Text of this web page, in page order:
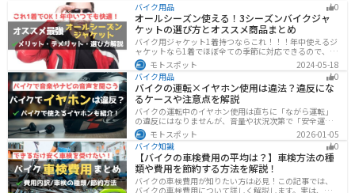
バイク用品 0
オールシーズン使える！3シーズンバイクジャ
ケットの選び方とオススメ商品まとめ
バイク用ジャケット1着持つならこれ！！！年中使えるジ
ャケットなら1着でほぼ全ての季節に対応できるので、出
費も抑えられます。真夏や真冬など極端な季節に乗る場
合は専用ジャケットがあるとより快適になるのでツーリ
ングスタイルに合わせて検討してください。
モトスポット
2024-05-18
バイク用品
0
バイクの運転×イヤホン使用は違法？違反にな
るケースや注意点を解説
バイクの運転中のイヤホン使用は直ちに「ながら運転」
の違反にはなりませんが、音量や状況次第で「安全運転
義務違反」や各都道府県の「道路交通法施行細則」に抵
触する恐れがあります。周囲の音が聞こえる適切な音量
を保ち、スマホ操作は厳禁。耳を塞がない骨伝導イヤホ
ンや、ヘルメット用スピーカーの活用も安全な音楽体験
には有効な選択肢です。
モトスポット
2026-01-05
バイク知識
0
【バイクの車検費用の平均は？】車検方法の種
類や費用を節約する方法を解説！
バイクの車検費用が知りたい方は必見！この記事では、
バイクの車検費用について詳しく解説します。実は、バ